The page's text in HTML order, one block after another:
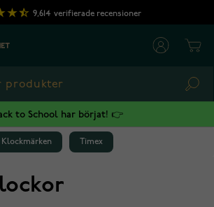
9,614 verifierade recensioner
to School har börjat! 👉
Klockmärken Timex